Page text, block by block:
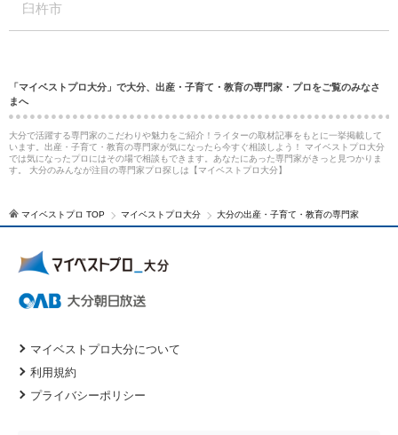
臼杵市
「マイベストプロ大分」で大分、出産・子育て・教育の専門家・プロをご覧のみなさ
まへ
大分で活躍する専門家のこだわりや魅力をご紹介！ライターの取材記事をもとに一挙掲載して
います。出産・子育て・教育の専門家が気になったら今すぐ相談しよう！ マイベストプロ大分
では気になったプロにはその場で相談もできます。あなたにあった専門家がきっと見つかりま
す。 大分のみんなが注目の専門家プロ探しは【マイベストプロ大分】
マイベストプロ TOP マイベストプロ大分 大分の出産・子育て・教育の専門家
マイベストプロ大分について
利用規約
プライバシーポリシー